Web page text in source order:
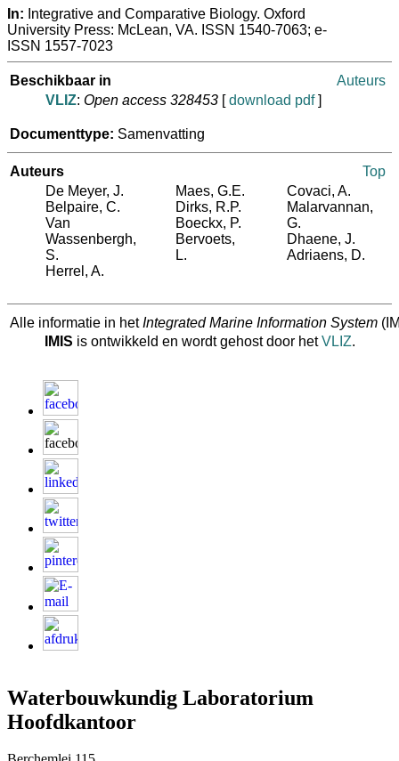
In: Integrative and Comparative Biology. Oxford
University Press: McLean, VA. ISSN 1540-7063; e-
ISSN 1557-7023
Beschikbaar in
Auteurs
VLIZ: Open access 328453 [download pdf]
Documenttype: Samenvatting
Auteurs
Top
De Meyer, J.
Belpaire, C.
Van
Wassenbergh,
S.
Herrel, A.
Maes, G.E.
Dirks, R.P.
Boeckx, P.
Bervoets,
L.
Covaci, A.
Malarvannan,
G.
Dhaene, J.
Adriaens, D.
Alle informatie in hetIntegrated Marine Information System
IMIS is ontwikkeld en wordt gehost door hetVLIZ.
Waterbouwkundig Laboratorium
Hoofdkantoor